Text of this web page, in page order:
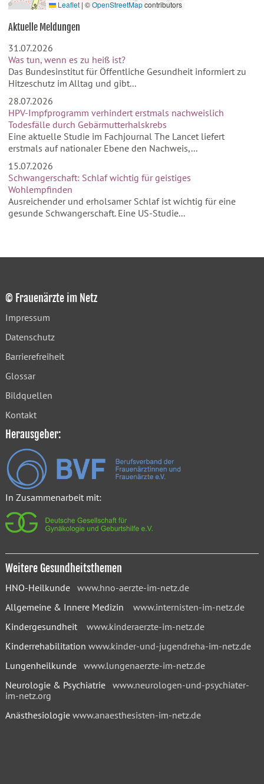
Leaflet | ©OpenStreetMapcontributors
Aktuelle Meldungen
31.07.2026
Was tun, wenn es zu heiß ist?
Das Bundesinstitut für Öffentliche Gesundheit informiert zu
Hitzeschutz im Alltag und gibt...
28.07.2026
HPV-Impfprogramm verhindert erstmals nachweislich
Todesfälle durch Gebärmutterhalskrebs
Eine aktuelle Studie im Fachjournal The Lancet liefert
erstmals auf nationaler Ebene den Nachweis,...
15.07.2026
Schwangerschaft: Schlaf wichtig für geistiges
Wohlempfinden
Ausreichender und erholsamer Schlaf ist wichtig für eine
gesunde Schwangerschaft. Eine US-Studie...
© Frauenärzte im Netz
Impressum
Datenschutz
Barrierefreiheit
Glossar
Bildquellen
Kontakt
Herausgeber:
In Zusammenarbeit mit:
Weitere Gesundheitsthemen
HNO-Heilkunde www.hno-aerzte-im-netz.de
Allgemeine & Innere Medizin www.internisten-im-netz.de
Kindergesundheit www.kinderaerzte-im-netz.de
Kinderrehabilitation www.kinder-und-jugendreha-im-netz.de
Lungenheilkunde www.lungenaerzte-im-netz.de
Neurologie & Psychiatrie www.neurologen-und-psychiater-
im-netz.org
Anästhesiologie www.anaesthesisten-im-netz.de